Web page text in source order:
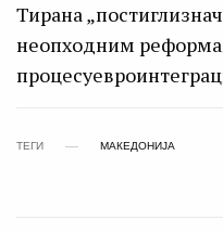
Тирана
неопходним
ТЕГИ МАКЕДОНИЈА